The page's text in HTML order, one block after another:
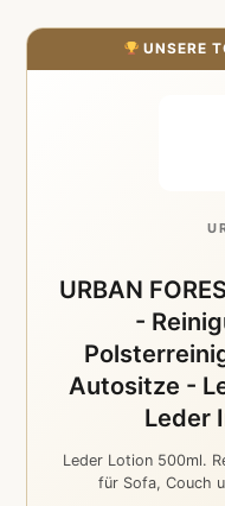
UNSERE
URBAN
-
Autositze -
Leder
Leder Lotion 500ml.
für Sofa, Couch